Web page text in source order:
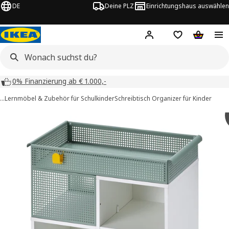
DE Deine PLZ Einrichtungshaus auswählen
Hej! Jetzt anmelden.
Einkaufsliste
0% Finanzierung ab € 1.000,-
…Lernmöbel & Zubehör für SchulkinderSchreibtisch Organizer für Kinder